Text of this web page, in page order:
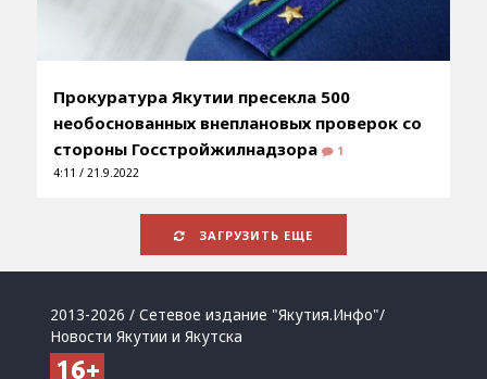
Прокуратура Якутии пресекла 500
необоснованных внеплановых проверок со
стороны Госстройжилнадзора
1
4:11 / 21.9.2022
ЗАГРУЗИТЬ ЕЩЕ
2013-2026 / Сетевое издание "Якутия.Инфо"/
Новости Якутии и Якутска